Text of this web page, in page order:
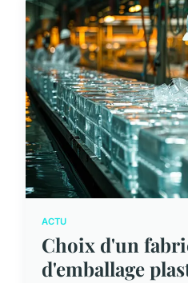
ACTU
Choix d'un
d'emballage